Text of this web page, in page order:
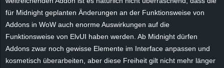
für Midnight geplanten Änderungen an der Funktionsweise von
Addons in WoW auch enorme Auswirkungen auf die
Funktionsweise von ElvUI haben werden. Ab Midnight dürfen
Addons zwar noch gewisse Elemente im Interface anpassen und
kosmetisch überarbeiten, aber diese Freiheit gilt nicht mehr länger